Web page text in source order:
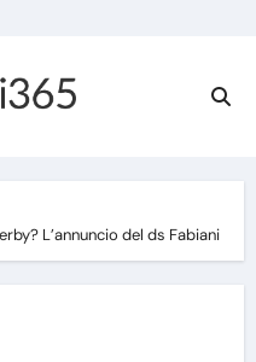
L’annuncio del ds Fabiani